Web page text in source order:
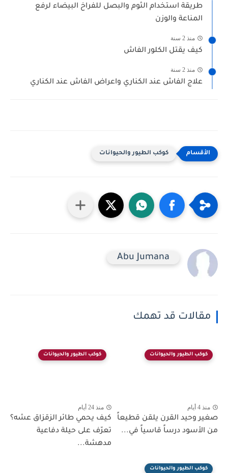
طريقة استخدام الثوم والبصل للفراخ البيضاء لرفع
المناعة والوزن
منذ 2 سنة
كيف يقتل الكلور الفاش
منذ 2 سنة
علاج الفاش عند الكناري واعراض الفاش عند الكناري
كوكب الطيور والحيوانات
Abu Jumana
مقالات قد تهمك
كوكب الطيور والحيوانات
منذ 4 أيام
صغير وحيد القرن يلقن قطيعاً
من الأسود درساً قاسياً في...
كوكب الطيور والحيوانات
منذ 24 أيام
كيف يحمي طائر الزقزاق عشه؟
تعرّف على حيلة دفاعية
مدهشة...
كوكب الطيور والحيوانات